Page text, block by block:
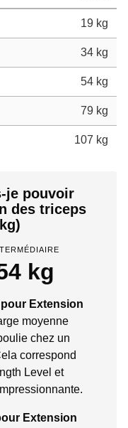
19 kg
34 kg
54 kg
79 kg
107 kg
je pouvoir
des triceps
kg
Extension
moyenne
chez un
correspond
Level et
Extension